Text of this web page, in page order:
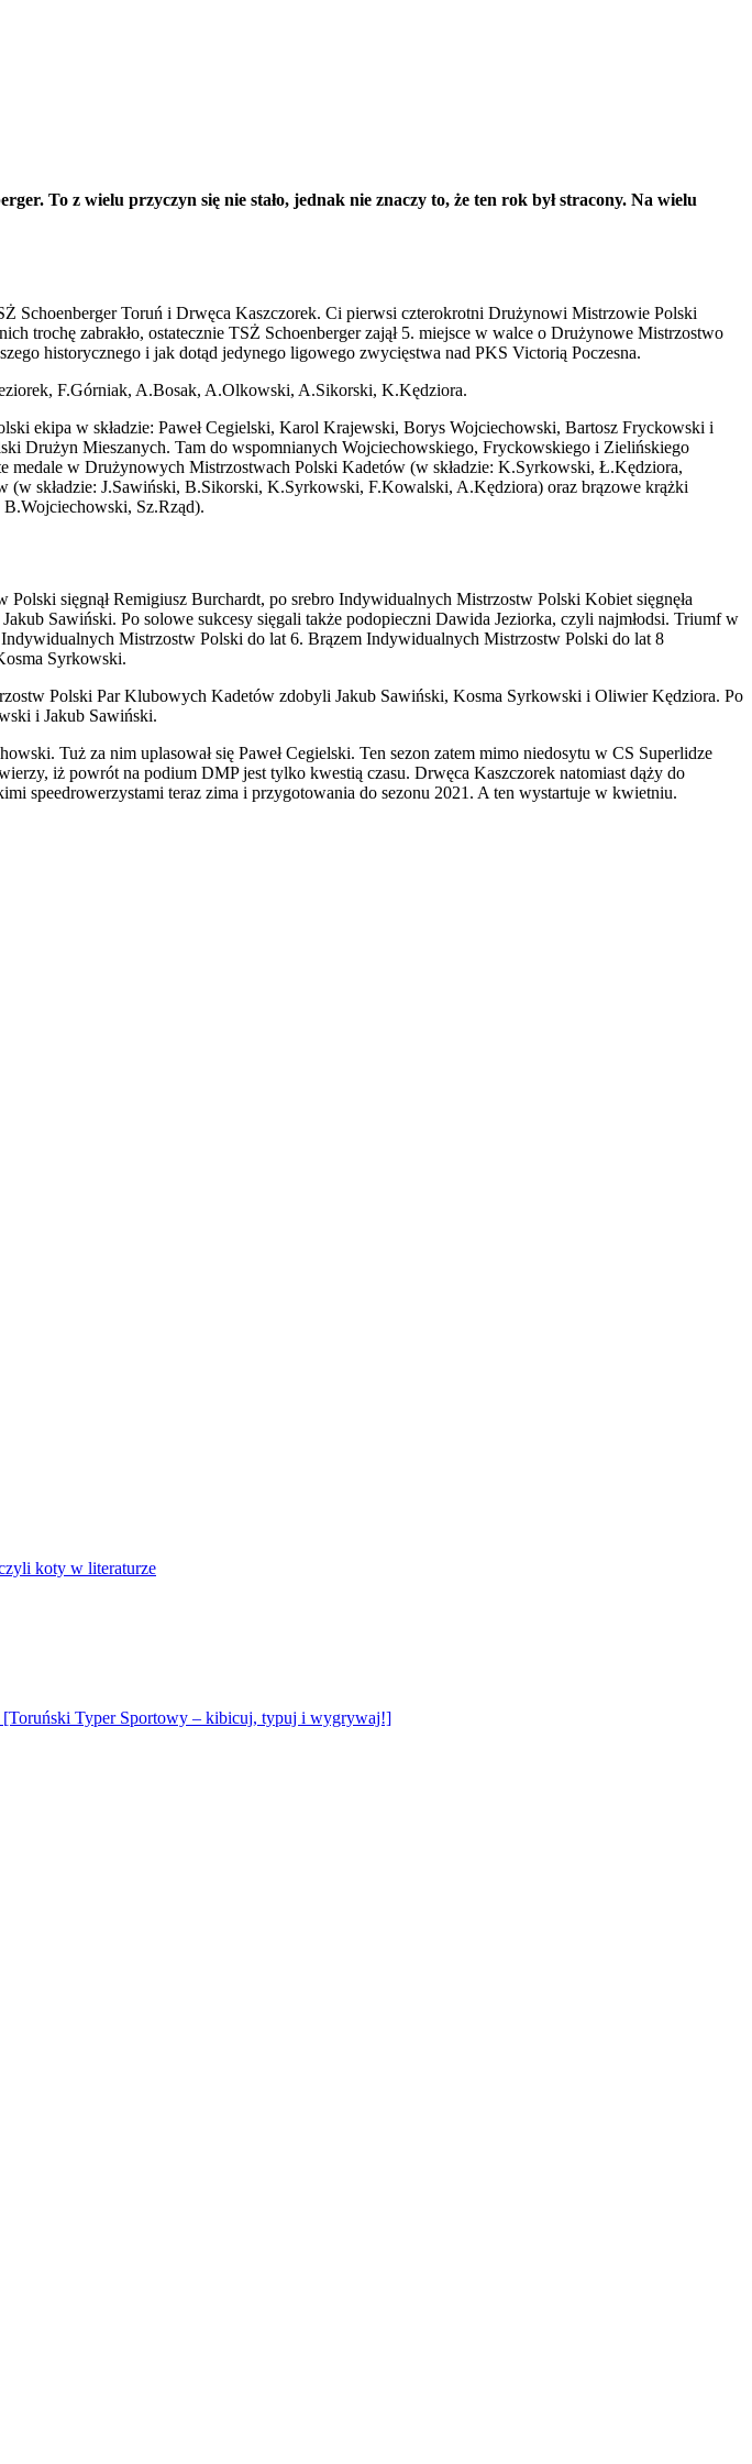
. To z wielu przyczyn się nie stało, jednak nie znaczy to, że ten rok był stracony. Na wielu
SchoenbergerToruń i Drwęca Kaszczorek. Ci pierwsi czterokrotni Drużynowi Mistrzowie Polski
trochę zabrakło, ostatecznie TSŻ Schoenbergerzajął 5. miejsce w walce o Drużynowe Mistrzostwo
historycznego i jak dotąd jedynego ligowego zwycięstwa nad PKS Victorią Poczesna.
, F.Górniak, A.Bosak, A.Olkowski, A.Sikorski, K.Kędziora.
ekipa w składzie: Paweł Cegielski, Karol Krajewski, Borys Wojciechowski, Bartosz Fryckowski i
Drużyn Mieszanych. Tam do wspomnianych Wojciechowskiego, Fryckowskiego i Zielińskiego
medale w Drużynowych Mistrzostwach Polski Kadetów (w składzie: K.Syrkowski, Ł.Kędziora,
(w składzie: J.Sawiński, B.Sikorski, K.Syrkowski, F.Kowalski, A.Kędziora) oraz brązowe krążki
B.Wojciechowski, Sz.Rząd).
sięgnął Remigiusz Burchardt, po srebro Indywidualnych Mistrzostw Polski Kobietsięgnęła
Sawiński. Po solowe sukcesy sięgali także podopieczni Dawida Jeziorka, czyli najmłodsi. Triumf w
Indywidualnych Mistrzostw Polski do lat 6. Brązem Indywidualnych Mistrzostw Polski do lat 8
Syrkowski.
Polski Par Klubowych Kadetów zdobyli Jakub Sawiński, Kosma Syrkowski i Oliwier Kędziora. Po
i Jakub Sawiński.
Tuż za nim uplasował się Paweł Cegielski. Ten sezon zatem mimo niedosytu w CS Superlidze
iż powrót na podium DMP jest tylko kwestią czasu. Drwęca Kaszczorek natomiast dąży do
speedrowerzystami teraz zima i przygotowania do sezonu 2021. A ten wystartuje w kwietniu.
koty w literaturze
Typer Sportowy – kibicuj, typuj i wygrywaj!]